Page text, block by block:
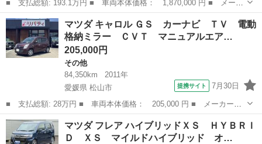
■ 支払総額: 193.1万円 ■ 車両本体価格： 1,870,000 円 ■ メーカ
ー名： マツダ ■ 車種名： スクラムワゴン ■ グレード名： Ｐ
Ｚ－Ｓ 未使用車 右側面修理 オートエアコン スマートキー 両
側パワー...
香川 高松市 その他
マツダ キャロル ＧＳ カーナビ ＴＶ 電動
格納ミラー ＣＶＴ マニュアルエア…
205,000円
その他
84,350km
2011年
愛媛県 松山市
提携サイト 7月30日
■ 支払総額: 28万円 ■ 車両本体価格： 205,000 円 ■ メーカー
名： マツダ ■ 車種名： キャロル ■ グレード名： ＧＳ カー
ナビ ＴＶ 電動格納ミラー ＣＶＴ マニュアルエアコン パワー
ステアリング パ...
愛媛 松山市 その他
マツダ フレア ハイブリッドＸＳ ＨＹＢＲＩ
Ｄ ＸＳ マイルドハイブリッド オ…